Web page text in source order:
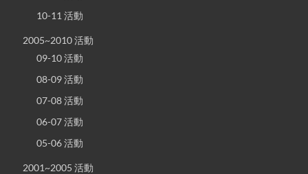
10-11 活動
2005~2010 活動
09-10 活動
08-09 活動
07-08 活動
06-07 活動
05-06 活動
2001~2005 活動